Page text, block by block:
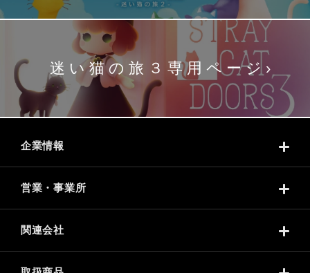
迷い猫の旅３専用ページ
企業情報
営業・事業所
関連会社